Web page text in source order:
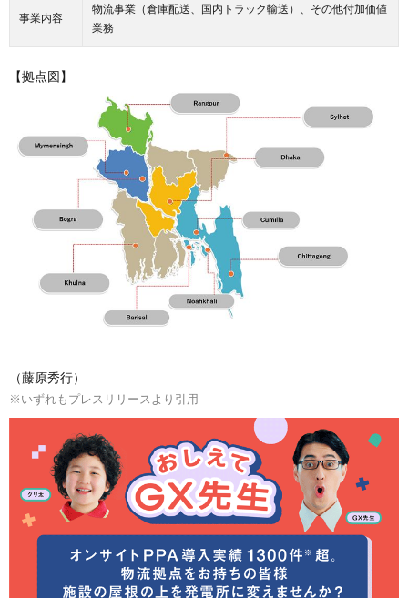
事業内容
物流事業（倉庫配送、国内トラック輸送）、その他付加価値
業務
【拠点図】
（藤原秀行）
※いずれもプレスリリースより引用